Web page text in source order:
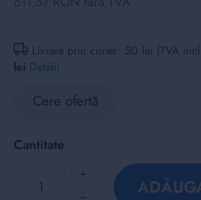
Livrare prin curier: 50 lei (TVA
lei Detalii
Cere ofertă
Cantitate